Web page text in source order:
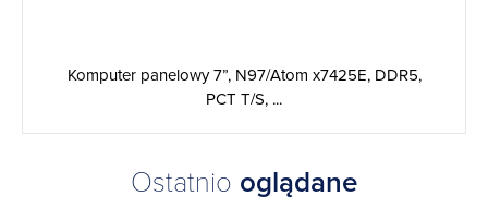
Komputer panelowy 7”, N97/Atom x7425E, DDR5,
PCT T/S, ...
Ostatnio oglądane